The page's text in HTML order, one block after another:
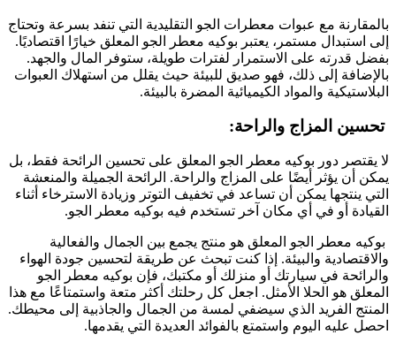
بالمقارنة مع عبوات معطرات الجو التقليدية التي تنفد بسرعة وتحتاج
إلى استبدال مستمر، يعتبر بوكيه معطر الجو المعلق خيارًا اقتصاديًا.
بفضل قدرته على الاستمرار لفترات طويلة، ستوفر المال والجهد.
بالإضافة إلى ذلك، فهو صديق للبيئة حيث يقلل من استهلاك العبوات
البلاستيكية والمواد الكيميائية المضرة بالبيئة.
تحسين المزاج والراحة:
لا يقتصر دور بوكيه معطر الجو المعلق على تحسين الرائحة فقط، بل
يمكن أن يؤثر أيضًا على المزاج والراحة. الرائحة الجميلة والمنعشة
التي ينتجها يمكن أن تساعد في تخفيف التوتر وزيادة الاسترخاء أثناء
القيادة أو في أي مكان آخر تستخدم فيه بوكيه معطر الجو.
بوكيه معطر الجو المعلق هو منتج يجمع بين الجمال والفعالية
والاقتصادية والبيئة. إذا كنت تبحث عن طريقة لتحسين جودة الهواء
والرائحة في سيارتك أو منزلك أو مكتبك، فإن بوكيه معطر الجو
المعلق هو الحلا الأمثل. اجعل كل رحلتك أكثر متعة واستمتاعًا مع هذا
المنتج الفريد الذي سيضفي لمسة من الجمال والجاذبية إلى محيطك.
احصل عليه اليوم واستمتع بالفوائد العديدة التي يقدمها.